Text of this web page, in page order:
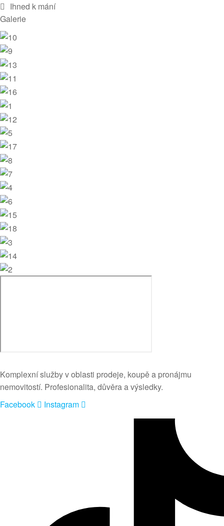
Ihned k mání
Galerie
Komplexní služby v oblasti prodeje, koupě a pronájmu
nemovitostí. Profesionalita, důvěra a výsledky.
Facebook
Instagram